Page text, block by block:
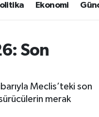
Ekonomi
Son
Meclis’teki son
merak